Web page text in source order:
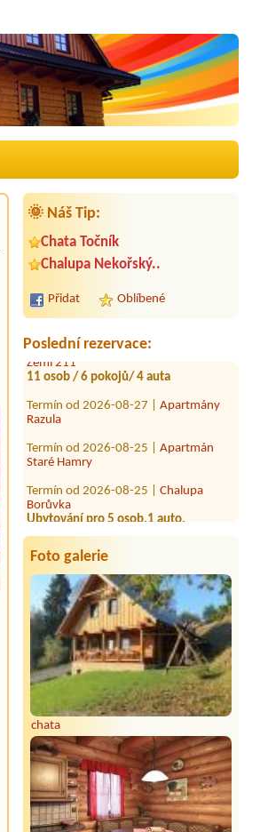
🌞 Náš Tip:
Chata Točník
Chalupa Nekořský..
Přidat Oblíbené
Poslední rezervace:
Termín od 2026-08-26 |
Alpina
vedle sebe.
Zemi 211
Termín od 2026-08-27 |Apartmány
Razula
Termín od 2026-08-25 |
Staré Hamry
Termín od 2026-08-25 |
Borůvka
Ubytování pro 5 osob,1 auto.
Termín od 2026-08-26 |Apartmán
Staré Hamry
5 osob,1 auto.
Foto galerie
chata